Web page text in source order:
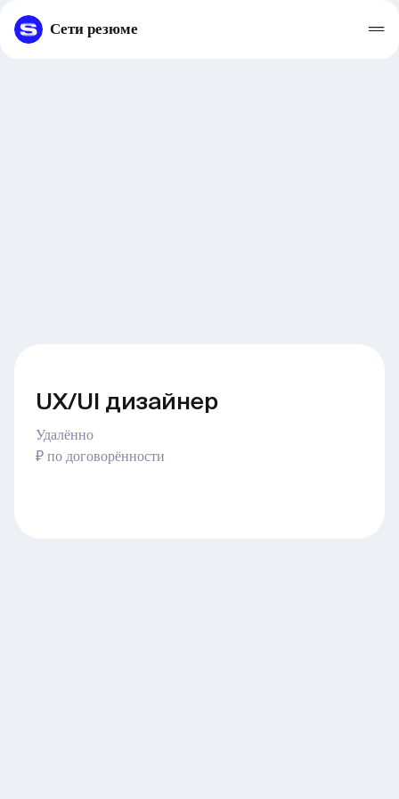
Сети резюме
UX/UI дизайнер
Удалённо
₽ по договорённости